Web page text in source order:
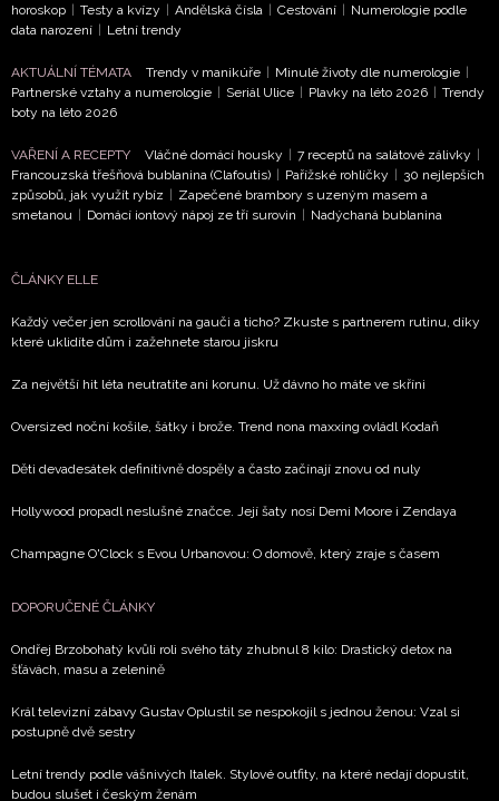
horoskop | Testy a kvízy | Andělská čísla | Cestování | Numerologie podle
data narození | Letní trendy
AKTUÁLNÍ TÉMATA Trendy v manikúře | Minulé životy dle numerologie |
Partnerské vztahy a numerologie | Seriál Ulice | Plavky na léto 2026 | Trendy
boty na léto 2026
VAŘENÍ A RECEPTY Vláčné domácí housky | 7 receptů na salátové zálivky |
Francouzská třešňová bublanina (Clafoutis) | Pařížské rohlíčky | 30 nejlepších
způsobů, jak využít rybíz | Zapečené brambory s uzeným masem a
smetanou | Domácí iontový nápoj ze tří surovin | Nadýchaná bublanina
ČLÁNKY ELLE
Každý večer jen scrollování na gauči a ticho? Zkuste s partnerem rutinu, díky
které uklidíte dům i zažehnete starou jiskru
Za největší hit léta neutratíte ani korunu. Už dávno ho máte ve skříni
Oversized noční košile, šátky i brože. Trend nona maxxing ovládl Kodaň
Děti devadesátek definitivně dospěly a často začínají znovu od nuly
Hollywood propadl neslušné značce. Její šaty nosí Demi Moore i Zendaya
Champagne O'Clock s Evou Urbanovou: O domově, který zraje s časem
DOPORUČENÉ ČLÁNKY
Ondřej Brzobohatý kvůli roli svého táty zhubnul 8 kilo: Drastický detox na
šťávách, masu a zelenině
Král televizní zábavy Gustav Oplustil se nespokojil s jednou ženou: Vzal si
postupně dvě sestry
Letní trendy podle vášnivých Italek. Stylové outfity, na které nedají dopustit,
budou slušet i českým ženám